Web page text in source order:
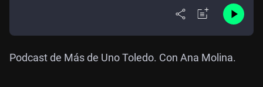
Podcast de Más de Uno Toledo. Con Ana Molina.